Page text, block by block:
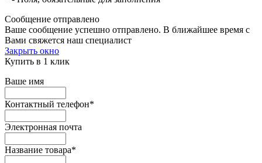
Сообщение отправлено
Ваше сообщение успешно отправлено. В ближайшее время с
Вами свяжется наш специалист
Закрыть окно
Купить в 1 клик
Ваше имя
Контактный телефон*
Электронная почта
Название товара*